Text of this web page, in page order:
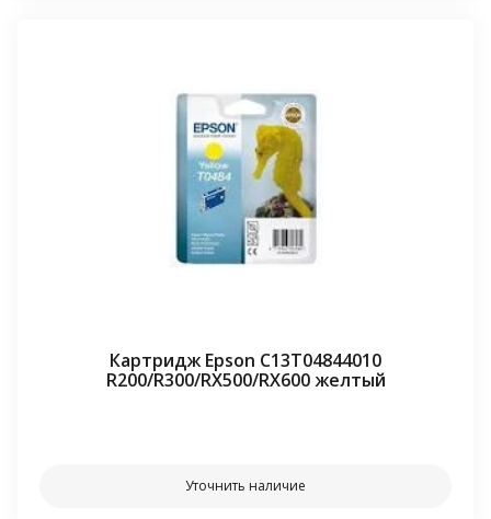
Картридж Epson C13T04844010
R200/R300/RX500/RX600 желтый
Уточнить наличие